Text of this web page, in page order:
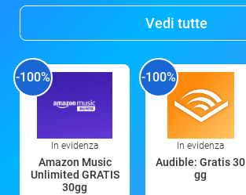
Vedi tutte
-100%
In evidenza
Amazon Music
Unlimited GRATIS
30gg
-100%
In evidenza
Audible: Gratis 30
gg